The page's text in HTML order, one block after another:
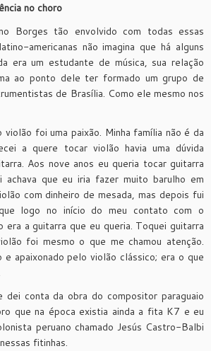
no choro
Borges tão envolvido com todas essas
americanas não imagina que há alguns
era um estudante de música, sua relação
ao ponto dele ter formado um grupo de
de Brasília. Como ele mesmo nos
foi uma paixão. Minha família não é da
a quere tocar violão havia uma dúvida
Aos nove anos eu queria tocar guitarra
achava que eu iria fazer muito barulho em
com dinheiro de mesada, mas depois fui
logo no início do meu contato com o
era a guitarra que eu queria. Toquei guitarra
foi mesmo o que me chamou atenção.
e apaixonado pelo violão clássico; era o que
dei conta da obra do compositor paraguaio
que na época existia ainda a fita K7 e eu
peruano chamado Jesús Castro-Balbi
fitinhas.